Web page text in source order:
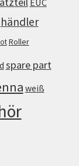
händler
Roller
spare part
weiß